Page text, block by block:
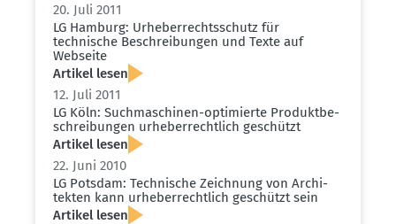
20. Juli 2011
LG Hamburg: Urheber­rechts­schutz für
technische Beschrei­bungen und Texte auf
Webseite
Artikel lesen
12. Juli 2011
LG Köln: Suchma­schinen-optimierte Produkt­be­
schrei­bungen urheber­rechtlich geschützt
Artikel lesen
22. Juni 2010
LG Potsdam: Technische Zeichnung von Archi­
tekten kann urheber­rechtlich geschützt sein
Artikel lesen